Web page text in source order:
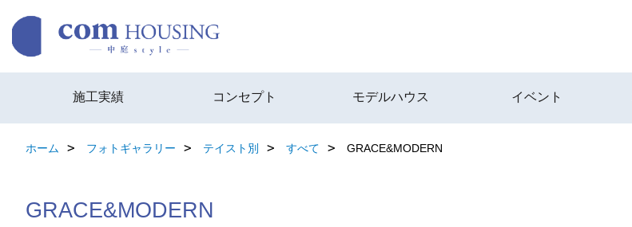
施工実績 コンセプト モデルハウス イベント
ホーム フォトギャラリー テイスト別 すべて GRACE&MODERN
GRACE&MODERN